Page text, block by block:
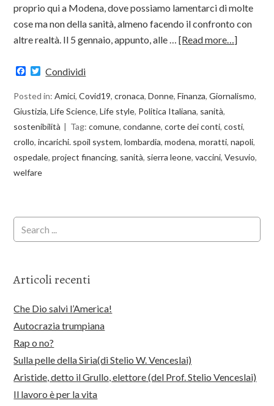
proprio qui a Modena, dove possiamo lamentarci di molte
cose ma non della sanità, almeno facendo il confronto con
altre realtà. Il 5 gennaio, appunto, alle …[Read more…]
Facebook
Twitter
Condividi
Posted in:Amici,Covid19,cronaca,Donne,Finanza,Giornalismo,
Giustizia,Life Science,Life style, Politica Italiana, sanità,
sostenibilità
Tag:comune,condanne,corte dei conti,costi,
crollo,incarichi. spoil system,lombardia,modena,moratti,napoli,
ospedale,project financing, sanità, sierra leone,vaccini,Vesuvio,
welfare
Articoli recenti
Che Dio salvi l’America!
Autocrazia trumpiana
Rap o no?
Sulla pelle della Siria(di Stelio W. Venceslai)
Aristide, detto il Grullo, elettore (del Prof. Stelio Venceslai)
Il lavoro è per la vita